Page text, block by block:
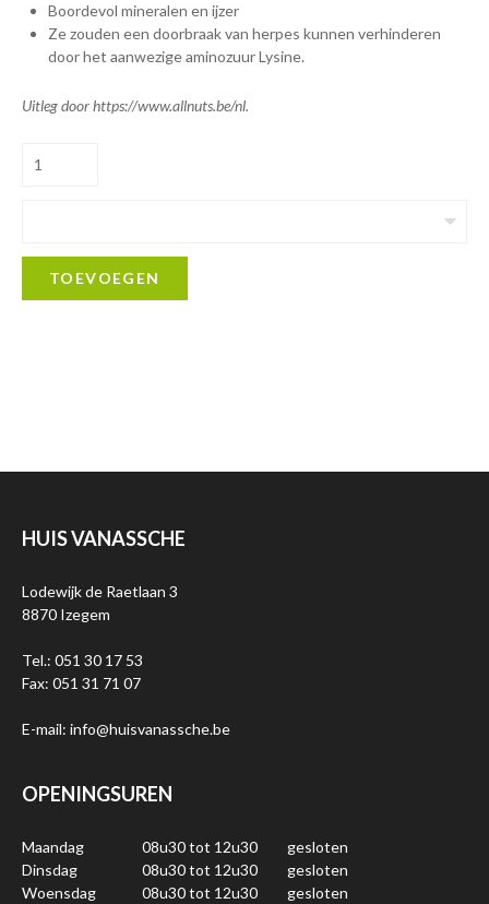
Boordevol mineralen en ijzer
Ze zouden een doorbraak van herpes kunnen verhinderen
door het aanwezige aminozuur Lysine.
Uitleg door https://www.allnuts.be/nl.
TOEVOEGEN
HUIS VANASSCHE
Lodewijk de Raetlaan 3
8870 Izegem
Tel.: 051 30 17 53
Fax: 051 31 71 07
E-mail: info@huisvanassche.be
OPENINGSUREN
Maandag 08u30 tot 12u30
gesloten
Dinsdag
08u30 tot 12u30
gesloten
Woensdag
08u30 tot 12u30
gesloten